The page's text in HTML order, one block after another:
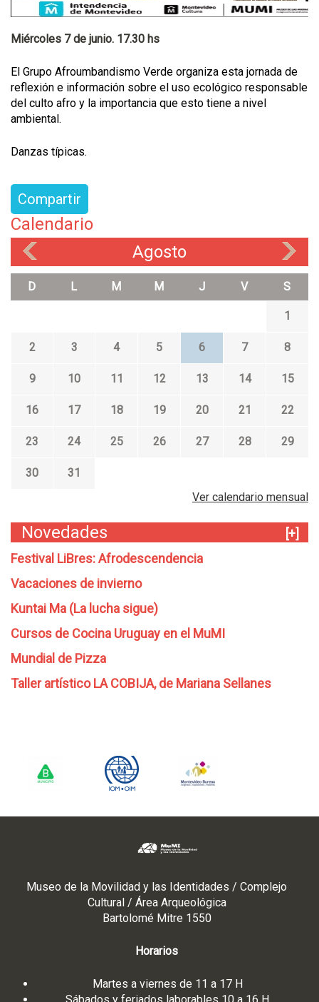
Miércoles 7 de junio. 17.30 hs
El Grupo Afroumbandismo Verde organiza esta jornada de
reflexión e información sobre el uso ecológico responsable
del culto afro y la importancia que esto tiene a nivel
ambiental.
Danzas típicas.
Compartir
Calendario
Agosto
D L M M J V S
1
2 3 4 5 6 7 8
9 10 11 12 13 14 15
16 17 18 19 20 21 22
23 24 25 26 27 28 29
30
31
Ver calendario mensual
Novedades
[+]
Festival LiBres: Afrodescendencia
Vacaciones de invierno
Kuntai Ma (La lucha sigue)
Cursos de Cocina Uruguay en el MuMI
Mundial de Pizza
Taller artístico LA COBIJA, de Mariana Sellanes
Museo de la Movilidad y las Identidades / Complejo
Cultural / Área Arqueológica
Bartolomé Mitre 1550
Horarios
Martes a viernes de 11 a 17 H